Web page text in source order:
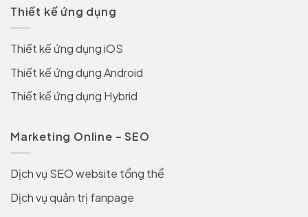
Thiết kế ứng dụng
Thiết kế ứng dụng iOS
Thiết kế ứng dụng Android
Thiết kế ứng dụng Hybrid
Marketing Online – SEO
Dịch vụ SEO website tổng thể
Dịch vụ quản trị fanpage